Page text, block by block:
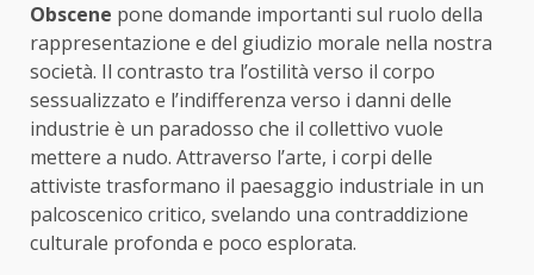
Obscene pone domande importanti sul ruolo della
rappresentazione e del giudizio morale nella nostra
società. Il contrasto tra l’ostilità verso il corpo
sessualizzato e l’indifferenza verso i danni delle
industrie è un paradosso che il collettivo vuole
mettere a nudo. Attraverso l’arte, i corpi delle
attiviste trasformano il paesaggio industriale in un
palcoscenico critico, svelando una contraddizione
culturale profonda e poco esplorata.